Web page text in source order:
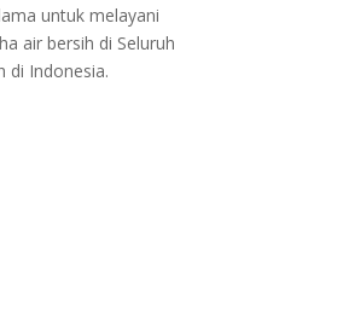
untuk melayani
air bersih di Seluruh
di Indonesia.